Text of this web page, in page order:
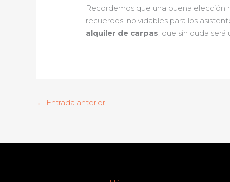
Recordemos que una buena elección
recuerdos inolvidables para los
alquiler de carpas, que sin duda
← Entrada anterior